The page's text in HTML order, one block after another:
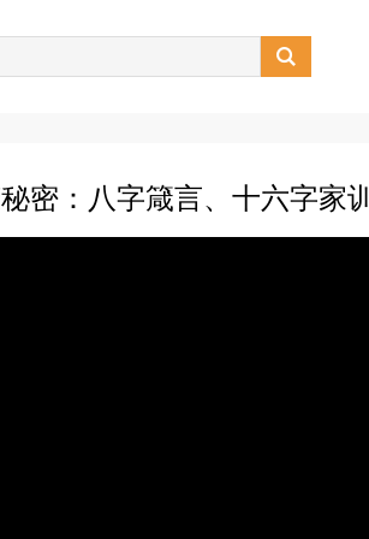

密：八字箴言、十六字家训